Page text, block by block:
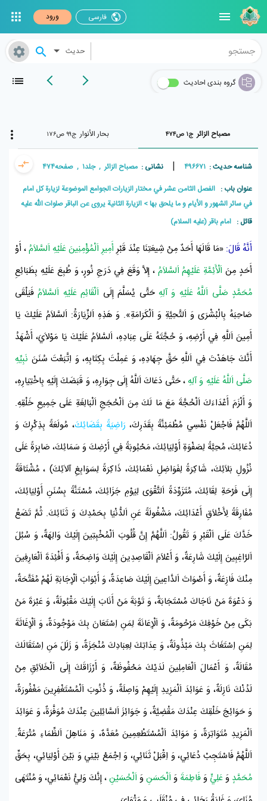
فارسی ورود
حدیث
گروه بندی احادیث
مصباح الزائر ج۱ ص۴۷۴ بحار الأنوار ج۹۹ ص۱۷۶
شناسه حدیث : ۴۹۶۶۷۱ | نشانی : مصباح الزائر , جلد۱ , صفحه۴۷۴
عنوان باب : الفصل الثامن عشر في مختار الزيارات الجوامع الموضوعة لزيارة كل امام
في سائر الشهور و الأيام و ما يلحق بها
الزيارة الثانية يروى عن الباقر صلوات اللّه عليه
قائل : امام باقر (علیه السلام)
أَنَّهُ قَالَ: «مَا قَالَهَا أَحَدٌ مِنْ شِيعَتِنَا عِنْدَ قَبْرِأَمِيرِ اَلْمُؤْمِنِينَ عَلَيْهِ اَلسَّلاَمُ، أَوْ
أَحَدٍ مِنَ اَلْأَئِمَّةِ عَلَيْهِمُ اَلسَّلاَمُ ، إِلاَّ وَقَعَ فِي دَرَجِ نُورٍ، وَ طُبِعَ عَلَيْهِ بِطَبَائِعِ
مُحَمَّدٍ صَلَّى اَللَّهُ عَلَيْهِ وَ آلِهِ حَتَّى يُسَلَّمَ إِلَى اَلْقَائِمِ عَلَيْهِ اَلسَّلاَمُفَيَلْقَى
صَاحِبَهُ بِالْبُشْرَى وَ اَلتَّحِيَّةِ وَ اَلْكَرَامَةِ». وَ هَذِهِ اَلزِّيَارَةُ: اَلسَّلاَمُ عَلَيْكَ يَا
أَمِينَ اَللَّهِ فِي أَرْضِهِ، وَ حُجَّتَهُ عَلَى عِبَادِهِ، اَلسَّلاَمُ عَلَيْكَ يَا مَوْلاَيَ، أَشْهَدُ
أَنَّكَ جَاهَدْتَ فِي اَللَّهِ حَقَّ جِهَادِهِ، وَ عَمِلْتَ بِكِتَابِهِ، وَ اِتَّبَعْتَ سُنَنَ نَبِيِّهِ
صَلَّى اَللَّهُ عَلَيْهِ وَ آلِهِ، حَتَّى دَعَاكَ اَللَّهُ إِلَى جِوَارِهِ، وَ قَبَضَكَ إِلَيْهِ بِاخْتِيَارِهِ،
وَ أَلْزَمَ أَعْدَاءَكَ اَلْحُجَّةَ مَعَ مَا لَكَ مِنَ اَلْحُجَجِ اَلْبَالِغَةِ عَلَى جَمِيعِ خَلْقِهِ.
اَللَّهُمَّ فَاجْعَلْ نَفْسِي مُطْمَئِنَّةً بِقَدَرِكَ، رَاضِيَةً بِقَضَائِكَ، مُولَعَةً بِذِكْرِكَ وَ
دُعَائِكَ، مُحِبَّةً لِصَفْوَةِ أَوْلِيَائِكَ، مَحْبُوبَةً فِي أَرْضِكَ وَ سَمَائِكَ، صَابِرَةً عَلَى
نُزُولِ بَلاَئِكَ، شَاكِرَةً لِفَوَاضِلِ نَعْمَائِكَ، ذَاكِرَةً لِسَوَابِغِ آلاَئِكَ) ، مُشْتَاقَةً
إِلَى فَرْحَةِ لِقَائِكَ، مُتَزَوِّدَةً اَلتَّقْوَى لِيَوْمِ جَزَائِكَ، مُسْتَنَّةً بِسُنَنِ أَوْلِيَائِكَ،
مُفَارِقَةً لِأَخْلاَقِ أَعْدَائِكَ، مَشْغُولَةً عَنِ اَلدُّنْيَا بِحَمْدِكَ وَ ثَنَائِكَ. ثُمَّ تَضَعُ
خَدَّكَ عَلَى اَلْقَبْرِ وَ تَقُولُ: اَللَّهُمَّ إِنَّ قُلُوبَ اَلْمُخْبِتِينَ إِلَيْكَ وَالِهَةٌ، وَ سُبُلَ
اَلرَّاغِبِينَ إِلَيْكَ شَارِعَةٌ، وَ أَعْلاَمَ اَلْقَاصِدِينَ إِلَيْكَ وَاضِحَةٌ، وَ أَفْئِدَةَ اَلْعَارِفِينَ
مِنْكَ فَازِعَةٌ، وَ أَصْوَاتَ اَلدَّاعِينَ إِلَيْكَ صَاعِدَةٌ، وَ أَبْوَابَ اَلْإِجَابَةِ لَهُمْ مُفَتَّحَةٌ،
وَ دَعْوَةَ مَنْ نَاجَاكَ مُسْتَجَابَةٌ، وَ تَوْبَةَ مَنْ أَنَابَ إِلَيْكَ مَقْبُولَةٌ، وَ عَبْرَةَ مَنْ
بَكَى مِنْ خَوْفِكَ مَرْحُومَةٌ، وَ اَلْإِعَانَةَ لِمَنِ اِسْتَعَانَ بِكَ مَوْجُودَةٌ، وَ اَلْإِغَاثَةَ
لِمَنِ اِسْتَغَاثَ بِكَ مَبْذُولَةٌ، وَ عِدَاتِكَ لِعِبَادِكَ مُنْجَزَةٌ، وَ زَلَلَ مَنِ اِسْتَقَالَكَ
مُقَالَةٌ، وَ أَعْمَالَ اَلْعَامِلِينَ لَدَيْكَ مَحْفُوظَةٌ، وَ أَرْزَاقَكَ إِلَى اَلْخَلاَئِقِ مِنْ
لَدُنْكَ نَازِلَةٌ، وَ عَوَائِدَ اَلْمَزِيدِ إِلَيْهِمْ وَاصِلَةٌ، وَ ذُنُوبَ اَلْمُسْتَغْفِرِينَ مَغْفُورَةٌ،
وَ حَوَائِجَ خَلْقِكَ عِنْدَكَ مَقْضِيَّةٌ، وَ جَوَائِزَ اَلسَّائِلِينَ عِنْدَكَ مُوَفَّرَةٌ، وَ عَوَائِدَ
اَلْمَزِيدِ مُتَوَاتِرَةٌ، وَ مَوَائِدَ اَلْمُسْتَطْعِمِينَ مُعَدَّهٌ، وَ مَنَاهِلَ اَلظِّمَاءِ مُتْرَعَةٌ.
اَللَّهُمَّ فَاسْتَجِبْ دُعَائِي، وَ اِقْبَلْ ثَنَائِي، وَ اِجْمَعْ بَيْنِي وَ بَيْنَ أَوْلِيَائِي، بِحَقِّ
مُحَمَّدٍ وَعَلِيٍّ وَفَاطِمَةَ وَ اَلْحَسَنِوَ اَلْحُسَيْنِ، إِنَّكَ وَلِيُّ نَعْمَائِي، وَ مُنْتَهَى